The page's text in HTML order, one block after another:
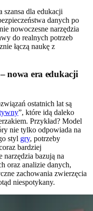
dla edukacji
danych po
nowoczesne narzędzia
do realnych potrzeb
łączą naukę z
nowa era edukacji
ostatnich lat są
”, które idą daleko
Przykład? Model
nie tylko odpowiada na
styl gry, potrzeby
bardziej
narzędzia bazują na
oraz analizie danych,
zachowania zwierzęcia
niespotykany.